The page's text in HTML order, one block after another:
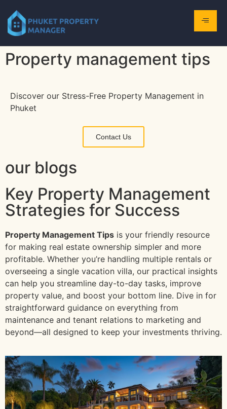
Property management tips
Discover our Stress-Free Property Management in
Phuket
Contact Us
our blogs
Key Property Management
Strategies for Success
Property Management Tips is your friendly resource
for making real estate ownership simpler and more
profitable. Whether you’re handling multiple rentals or
overseeing a single vacation villa, our practical insights
can help you streamline day-to-day tasks, improve
property value, and boost your bottom line. Dive in for
straightforward guidance on everything from
maintenance and tenant relations to marketing and
beyond—all designed to keep your investments thriving.